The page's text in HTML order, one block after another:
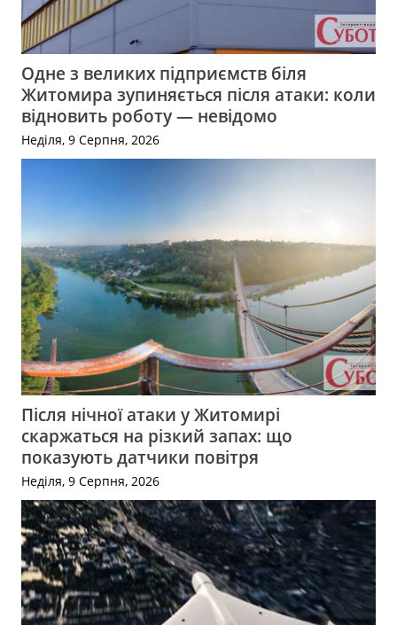
Одне з великих підприємств біля
Житомира зупиняється після атаки: коли
відновить роботу — невідомо
Неділя, 9 Серпня, 2026
Після нічної атаки у Житомирі
скаржаться на різкий запах: що
показують датчики повітря
Неділя, 9 Серпня, 2026